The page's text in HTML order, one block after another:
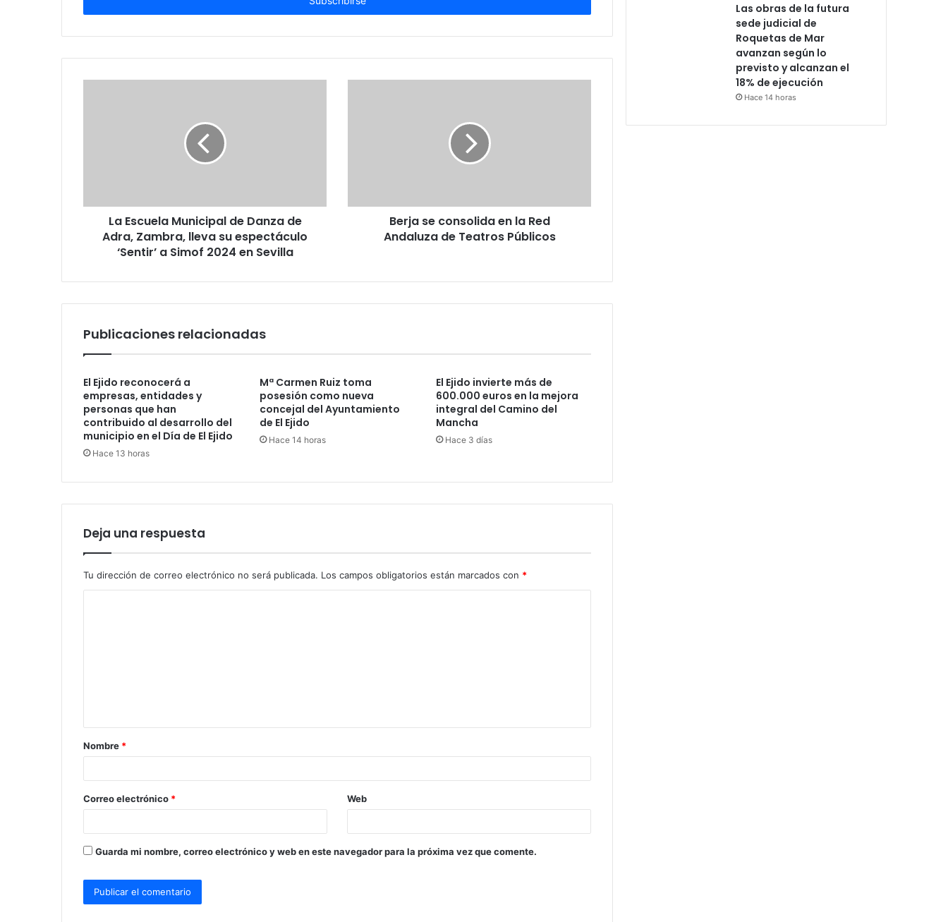
La Escuela Municipal de Danza de
Adra, Zambra, lleva su espectáculo
‘Sentir’ a Simof 2024 en Sevilla
Berja se consolida en la Red
Andaluza de Teatros Públicos
Publicaciones relacionadas
El Ejido reconocerá a
empresas, entidades y
personas que han
contribuido al desarrollo del
municipio en el Día de El Ejido
Hace 13 horas
Mª Carmen Ruiz toma
posesión como nueva
concejal del Ayuntamiento
de El Ejido
Hace 14 horas
El Ejido invierte más de
600.000 euros en la mejora
integral del Camino del
Mancha
Hace 3 días
Deja una respuesta
Tu dirección de correo electrónico no será publicada. Los campos obligatorios están marcados con *
a
r
*
Nombre *
Correo electrónico * Web
Guarda mi nombre, correo electrónico y web en este navegador para la próxima vez que comente.
Las obras de la futura
sede judicial de
Roquetas de Mar
avanzan según lo
previsto y alcanzan el
18% de ejecución
Hace 14 horas